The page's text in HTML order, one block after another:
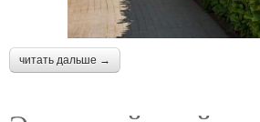
читать дальше →